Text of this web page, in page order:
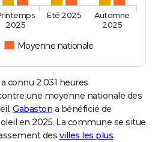
Moyenne nationale
2025
Eté 2025
Automne
2025
connu 2 031 heures
une moyenne nationale des
Gabaston a bénéficié de
en 2025. La commune se situe
des villes les plus